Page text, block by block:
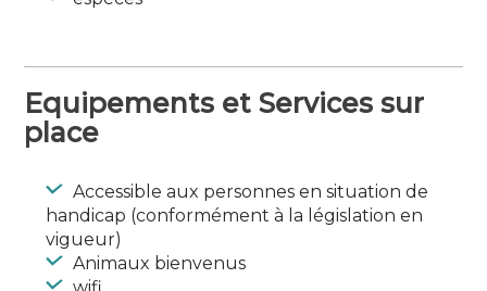
Equipements et Services sur
place
Accessible aux personnes en situation de
handicap (conformément à la législation en
vigueur)
Animaux bienvenus